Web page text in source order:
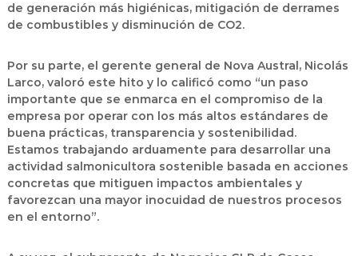
de generación más higiénicas, mitigación de derrames
de combustibles y disminución de CO2.
Por su parte, el gerente general de Nova Austral, Nicolás
Larco, valoró este hito y lo calificó como “un paso
importante que se enmarca en el compromiso de la
empresa por operar con los más altos estándares de
buena prácticas, transparencia y sostenibilidad.
Estamos trabajando arduamente para desarrollar una
actividad salmonicultora sostenible basada en acciones
concretas que mitiguen impactos ambientales y
favorezcan una mayor inocuidad de nuestros procesos
en el entorno”.